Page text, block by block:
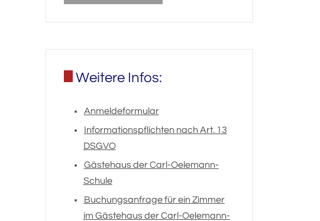
Weitere Infos:
Anmeldeformular
Informationspflichten nach Art. 13
DSGVO
Gästehaus der Carl-Oelemann-
Schule
Buchungsanfrage für ein Zimmer
im Gästehaus der Carl-Oelemann-